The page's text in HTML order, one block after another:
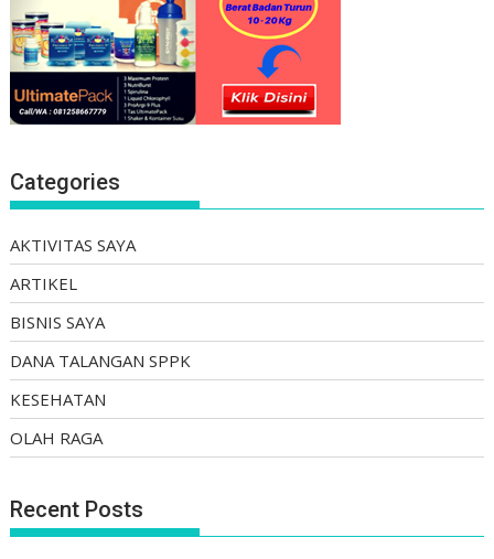
Categories
AKTIVITAS SAYA
ARTIKEL
BISNIS SAYA
DANA TALANGAN SPPK
KESEHATAN
OLAH RAGA
Recent Posts